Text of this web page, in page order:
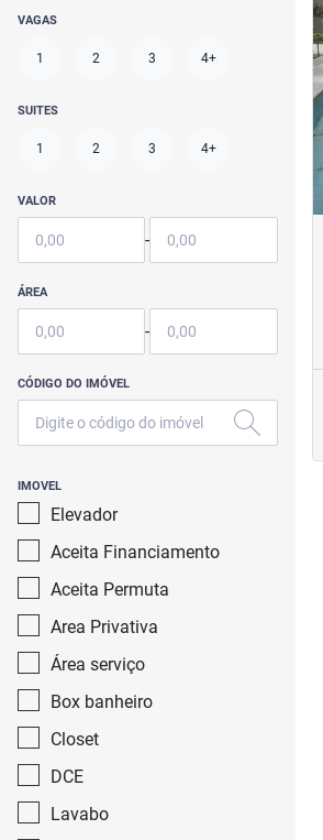
VAGAS
1 2 3 4+
SUITES
1 2 3 4+
VALOR
-
ÁREA
-
CÓDIGO DO IMÓVEL
IMOVEL
Elevador
Aceita Financiamento
Aceita Permuta
Area Privativa
Área serviço
Box banheiro
Closet
DCE
Lavabo